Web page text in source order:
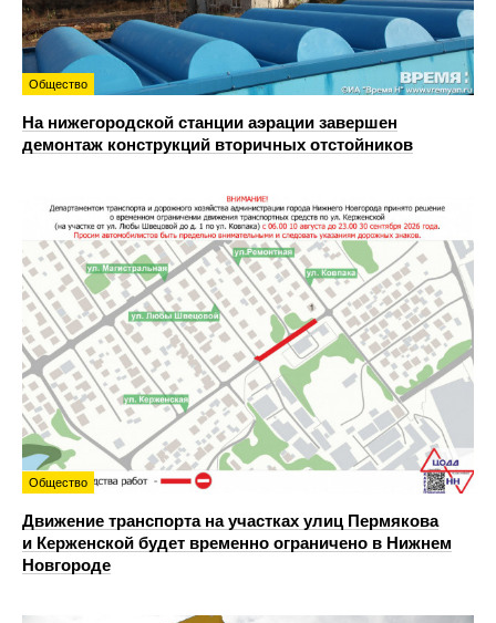
Общество
На нижегородской станции аэрации завершен
демонтаж конструкций вторичных отстойников
Общество
Движение транспорта на участках улиц Пермякова
и Керженской будет временно ограничено в Нижнем
Новгороде